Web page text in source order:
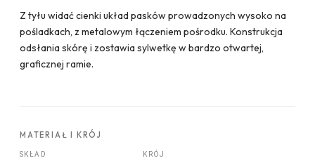
Z tyłu widać cienki układ pasków prowadzonych wysoko na
pośladkach, z metalowym łączeniem pośrodku. Konstrukcja
odsłania skórę i zostawia sylwetkę w bardzo otwartej,
graficznej ramie.
MATERIAŁ I KRÓJ
SKŁAD KRÓJ